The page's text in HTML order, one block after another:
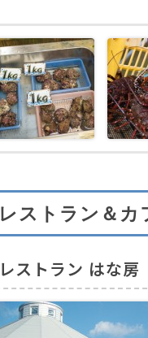
レストラン＆カ
レストラン はな房